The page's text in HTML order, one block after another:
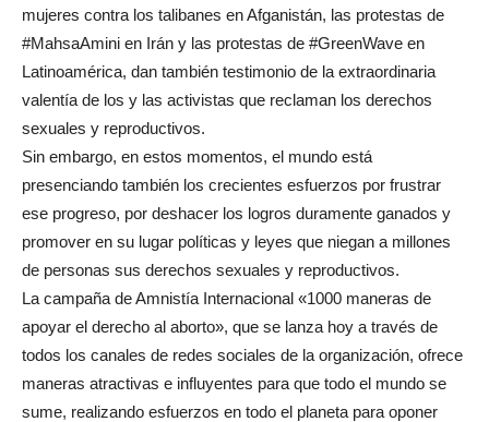
mujeres contra los talibanes en Afganistán, las protestas de
#MahsaAmini en Irán y las protestas de #GreenWave en
Latinoamérica, dan también testimonio de la extraordinaria
valentía de los y las activistas que reclaman los derechos
sexuales y reproductivos.
Sin embargo, en estos momentos, el mundo está
presenciando también los crecientes esfuerzos por frustrar
ese progreso, por deshacer los logros duramente ganados y
promover en su lugar políticas y leyes que niegan a millones
de personas sus derechos sexuales y reproductivos.
La campaña de Amnistía Internacional «1000 maneras de
apoyar el derecho al aborto», que se lanza hoy a través de
todos los canales de redes sociales de la organización, ofrece
maneras atractivas e influyentes para que todo el mundo se
sume, realizando esfuerzos en todo el planeta para oponer